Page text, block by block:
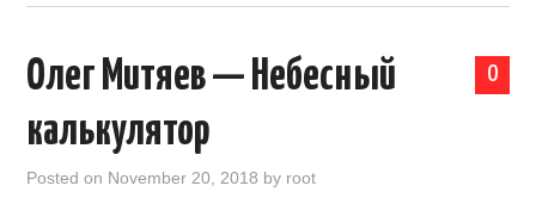
0
Олег Митяев — Небесный
калькулятор
Posted on November 20, 2018 by root